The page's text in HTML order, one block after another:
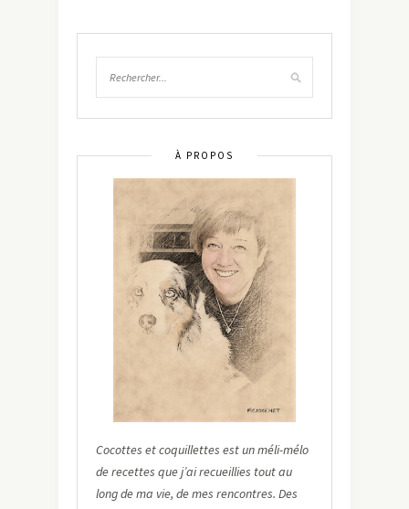
À PROPOS
Cocottes et coquillettes est un méli-mélo
de recettes que j’ai recueillies tout au
long de ma vie, de mes rencontres. Des